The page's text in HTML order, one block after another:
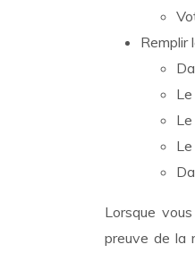
Remplir
Lorsque
preuve de la